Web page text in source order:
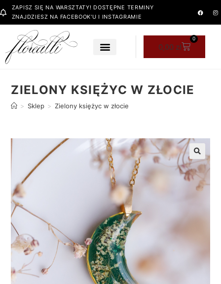
ZAPISZ SIĘ NA WARSZTATY! DOSTĘPNE TERMINY
ZNAJDZIESZ NA FACEBOOK'U I INSTAGRAMIE
0,00 zł
0
ZIELONY KSIĘŻYC W ZŁOCIE
> Sklep > Zielony księżyc w złocie